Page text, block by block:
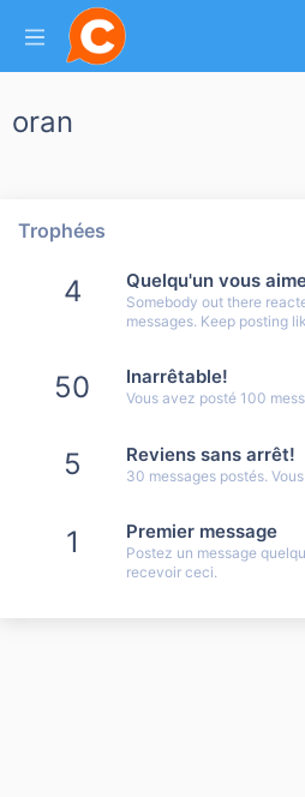
oran
Trophées
4 Quelqu'un vous
Somebody out there
messages. Keep posting
50 Inarrêtable!
Vous avez posté 100
5 Reviens sans arrêt!
30 messages postés.
1 Premier message
Postez un message
recevoir ceci.